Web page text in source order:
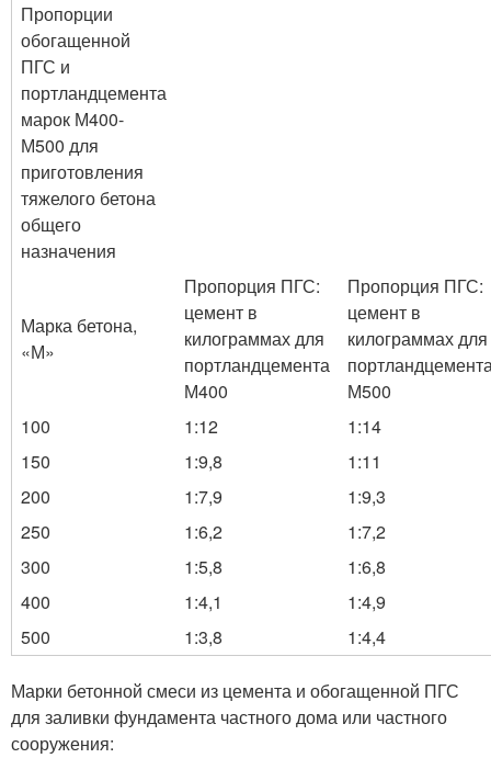
Пропорции
обогащенной
ПГС и
портландцемента
марок М400-
М500 для
приготовления
тяжелого бетона
общего
назначения
Марка бетона,
«М»
Пропорция ПГС:
цемент в
килограммах для
портландцемента
М400
Пропорция ПГС:
цемент в
килограммах для
М500
100
1:12
1:14
150
1:9,8
1:11
200
1:7,9
1:9,3
250
1:6,2
1:7,2
300
1:5,8
1:6,8
400
1:4,1
1:4,9
500
1:3,8 1:4,4
Марки бетонной смеси из цемента и обогащенной ПГС
для заливки фундамента частного дома или частного
сооружения: